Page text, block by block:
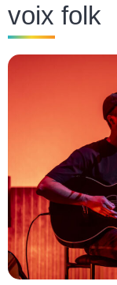
voix folk